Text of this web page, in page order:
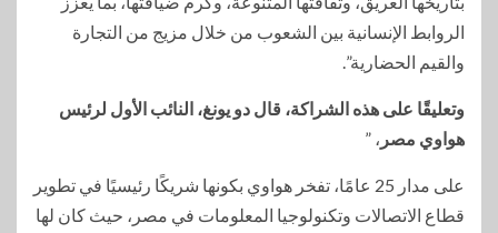
الروابط الإنسانية بين الشعوب من خلال مزيج من التجارة
والقيم الحضارية”.
وتعليقًا على هذه الشراكة، قال دو يونغ، النائب الأول لرئيس
هواوي مصر ، ”
على مدار 25 عامًا، تفخر هواوي بكونها شريكًا رئيسيًا في تطوير
قطاع الاتصالات وتكنولوجيا المعلومات في مصر، حيث كان لها